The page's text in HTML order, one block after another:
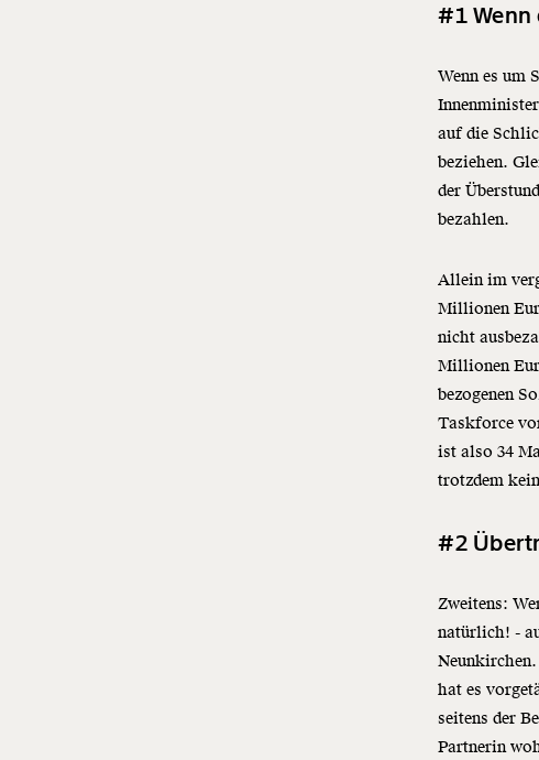
#1
Wenn es um
auf die
beziehen.
der
bezahlen.
Allein im
Millionen
nicht
Millionen
bezogenen
Taskforce
ist also 34
trotzdem
#2
Zweitens:
natürlich! -
hat es
seitens der
Partnerin